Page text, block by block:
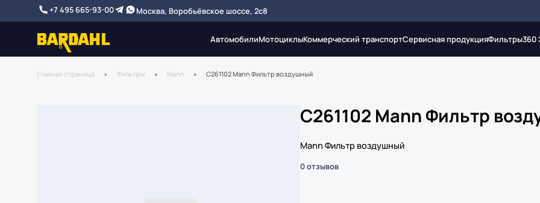
+7 495 665-93-00 Москва, Воробьёвское шоссе, 2с8
АвтомобилиМотоциклыКоммерческий транспортСервисная продукцияФильтры360
Главная страница Фильтры Mann C261102 Mann Фильтр воздушный
C261102 Mann Фильтр
Mann Фильтр воздушный
0 отзывов